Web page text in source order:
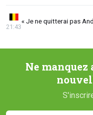
« Je ne quitterai pas
21:43
Ne manquez